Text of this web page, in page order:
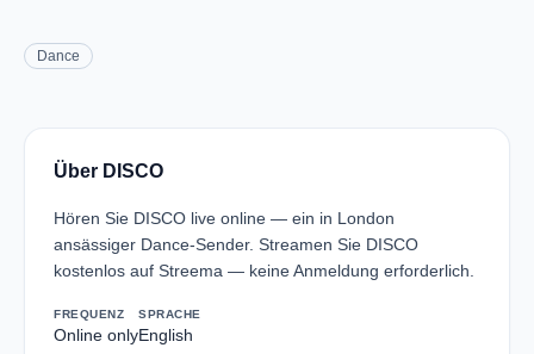
Dance
Über DISCO
Hören Sie DISCO live online — ein in London
ansässiger Dance-Sender. Streamen Sie DISCO
kostenlos auf Streema — keine Anmeldung erforderlich.
FREQUENZ
Online only
SPRACHE
English